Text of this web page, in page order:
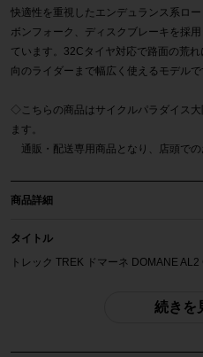
快適性を重視したエンデュランス系ロ
ボンフォーク、ディスクブレーキを採
ています。32Cタイヤ対応で路面の荒
向のライダーまで幅広く使えるモデルで
◇こちらの商品はサイクルパラダイス
ます。
通販・配送専用商品となり、店頭での
商品詳細
タイトル
トレック TREK ドマーネ DOMANE
続きを